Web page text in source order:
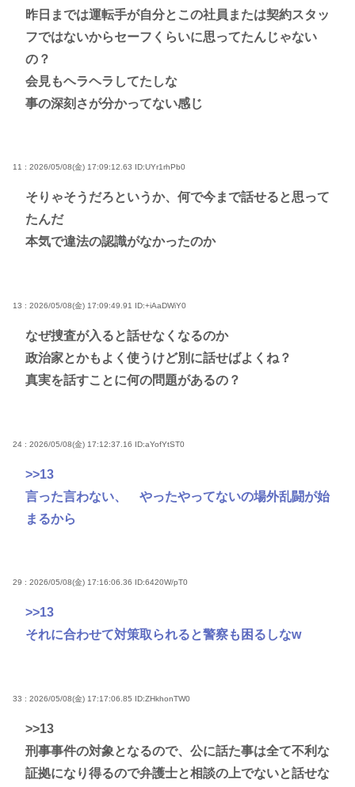
昨日までは運転手が自分とこの社員または契約スタッ
フではないからセーフくらいに思ってたんじゃない
の？
会見もヘラヘラしてたしな
事の深刻さが分かってない感じ
11 : 2026/05/08(金) 17:09:12.63 ID:UYr1rhPb0
そりゃそうだろというか、何で今まで話せると思って
たんだ
本気で違法の認識がなかったのか
13 : 2026/05/08(金) 17:09:49.91 ID:+iAaDWiY0
なぜ捜査が入ると話せなくなるのか
政治家とかもよく使うけど別に話せばよくね？
真実を話すことに何の問題があるの？
24 : 2026/05/08(金) 17:12:37.16 ID:aYofYtST0
>>13
言った言わない、 やったやってないの場外乱闘が始
まるから
29 : 2026/05/08(金) 17:16:06.36 ID:6420W/pT0
>>13
それに合わせて対策取られると警察も困るしなw
33 : 2026/05/08(金) 17:17:06.85 ID:ZHkhonTW0
>>13
刑事事件の対象となるので、公に話た事は全て不利な
証拠になり得るので弁護士と相談の上でないと話せな